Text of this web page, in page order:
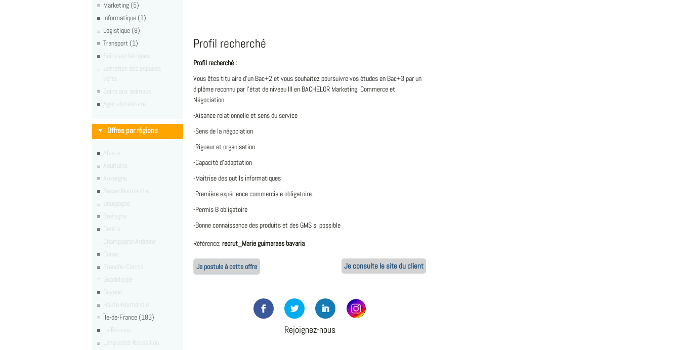
Marketing (5)
Informatique (1)
Logistique (8)
Transport (1)
Soins esthétiques
Entretien des espaces
verts
Soins aux animaux
Agro alimentaire
Offres par régions
Alsace
Aquitaine
Auvergne
Basse-Normandie
Bourgogne
Bretagne
Centre
Champagne-Ardenne
Corse
Franche-Comté
Guadeloupe
Guyane
Haute-Normandie
Île-de-France (183)
La Réunion
Languedoc-Roussillon
Profil recherché
Profil recherché :
Vous êtes titulaire d’un Bac+2 et vous souhaitez poursuivre vos études en Bac+3 par un
diplôme reconnu par l’état de niveau III en BACHELOR Marketing, Commerce et
Négociation.
-Aisance relationnelle et sens du service
-Sens de la négociation
-Rigueur et organisation
-Capacité d’adaptation
-Maîtrise des outils informatiques
-Première expérience commerciale obligatoire.
-Permis B obligatoire
-Bonne connaissance des produits et des GMS si possible
Référence: recrut_Marie guimaraes bavaria
Je postule à cette offre Je consulte le site du client
Rejoignez-nous